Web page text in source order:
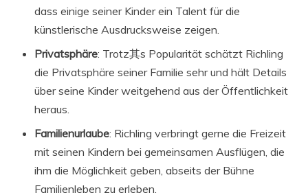
dass einige seiner Kinder ein Talent für die
künstlerische Ausdrucksweise zeigen.
Privatsphäre: Trotz其s Popularität schätzt Richling
die Privatsphäre seiner Familie sehr und hält Details
über seine Kinder weitgehend aus der Öffentlichkeit
heraus.
Familienurlaube: Richling verbringt gerne die Freizeit
mit seinen Kindern bei gemeinsamen Ausflügen, die
ihm die Möglichkeit geben, abseits der Bühne
Familienleben zu erleben.